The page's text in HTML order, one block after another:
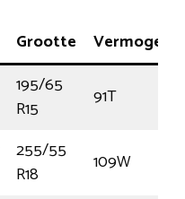
Grootte Vermogen
195/65
R15
91T
255/55
R18
109W